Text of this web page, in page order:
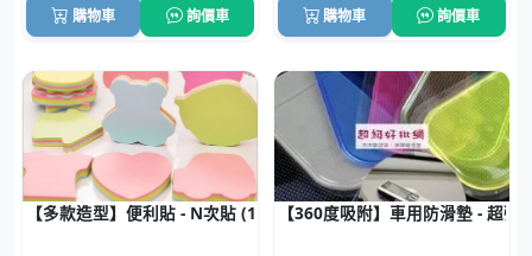
購物車 詢價車 購物車 詢價車
【多款造型】便利貼 - N次貼 (100張)【360度吸附】車用防滑墊 - 超強